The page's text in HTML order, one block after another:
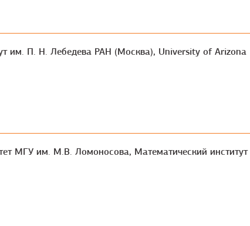
им. П. Н. Лебедева РАН (Москва), University of Arizona
МГУ им. М.В. Ломоносова, Математический институт